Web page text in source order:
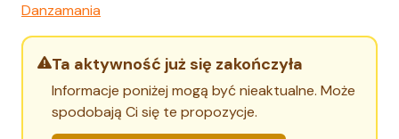
Danzamania
Ta aktywność już się zakończyła
Informacje poniżej mogą być nieaktualne. Może
spodobają Ci się te propozycje.